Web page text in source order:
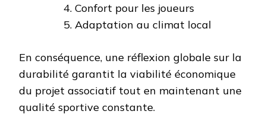
Confort pour les joueurs
Adaptation au climat local
En conséquence, une réflexion globale sur la
durabilité garantit la viabilité économique
du projet associatif tout en maintenant une
qualité sportive constante.